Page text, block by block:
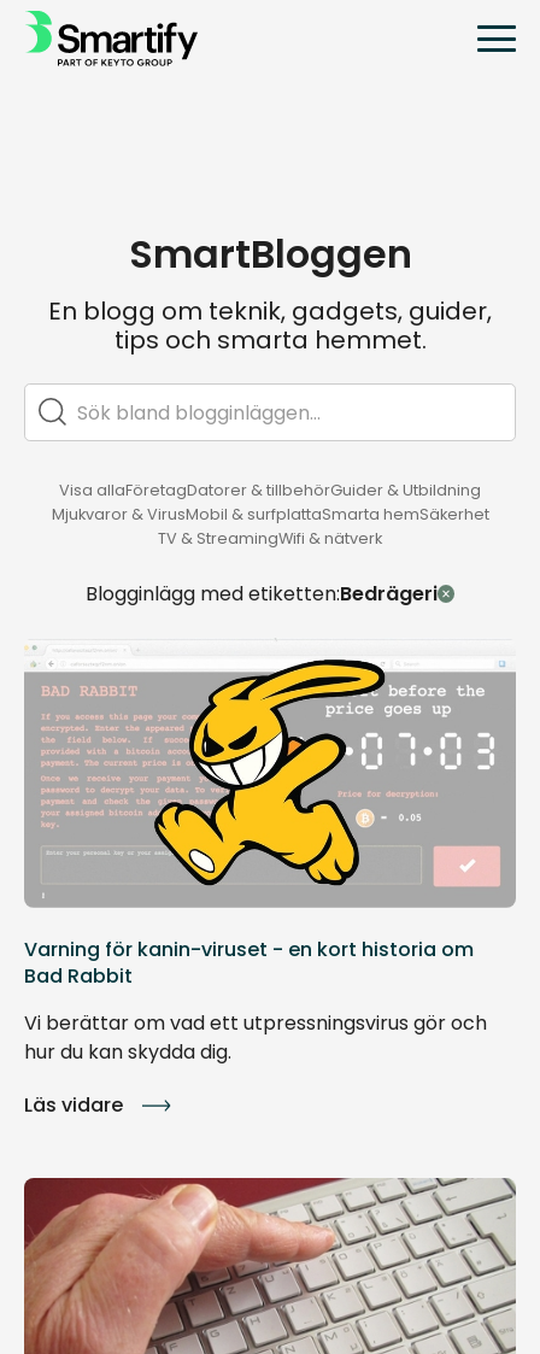
SmartBloggen
En blogg om teknik, gadgets, guider,
tips och smarta hemmet.
Visa allaFöretagDatorer & tillbehörGuider & Utbildning
Mjukvaror & VirusMobil & surfplattaSmarta hemSäkerhet
TV & StreamingWifi & nätverk
Blogginlägg med etiketten:Bedrägeri
Varning för kanin-viruset - en kort historia om
Bad Rabbit
Vi berättar om vad ett utpressningsvirus gör och
hur du kan skydda dig.
Läs vidare